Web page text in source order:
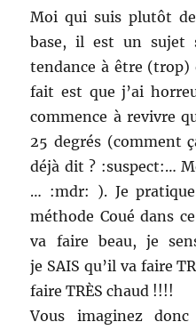
Moi qui suis plutôt
base, il est un sujet
tendance à être
fait est que j’ai
commence à revivre
25 degrés (comment
déjà dit ? :suspect:…
… :mdr: ). Je
méthode Coué dans
va faire beau, je
je SAIS qu’il va faire
faire TRÈS chaud !!!!
Vous imaginez